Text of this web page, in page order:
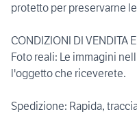
protetto per preservarne
CONDIZIONI DI VENDITA
Foto reali: Le immagini
l'oggetto che riceverete.
Spedizione: Rapida,